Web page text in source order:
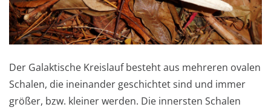
Der Galaktische Kreislauf besteht aus mehreren ovalen
Schalen, die ineinander geschichtet sind und immer
größer, bzw. kleiner werden. Die innersten Schalen